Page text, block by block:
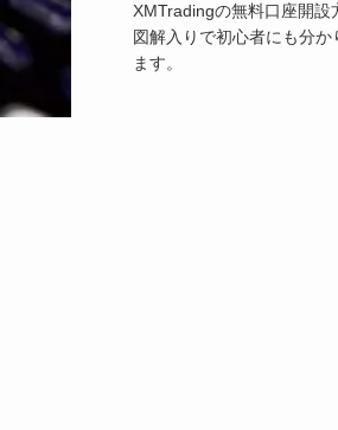
XMTradingの無料口座開設
図解入りで初心者にも分
ます。